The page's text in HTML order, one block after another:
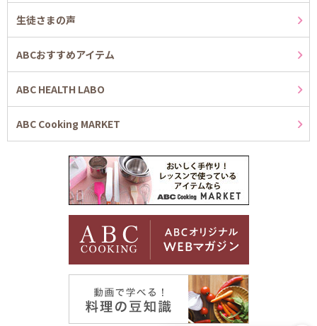
生徒さまの声
ABCおすすめアイテム
ABC HEALTH LABO
ABC Cooking MARKET